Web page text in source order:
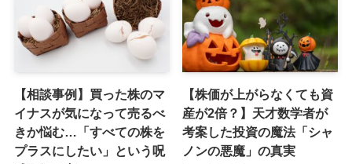
【相談事例】買った株のマ
イナスが気になって売るべ
きか悩む…「すべての株を
プラスにしたい」という呪
【株価が上がらなくても資
産が2倍？】天才数学者が
考案した投資の魔法「シャ
ノンの悪魔」の真実